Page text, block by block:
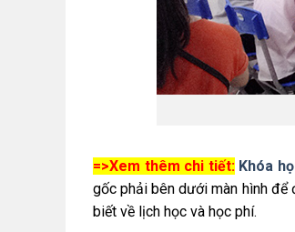
=>Xem thêm chi tiết: Khóa
gốc phải bên dưới màn hình để
biết về lịch học và học phí.